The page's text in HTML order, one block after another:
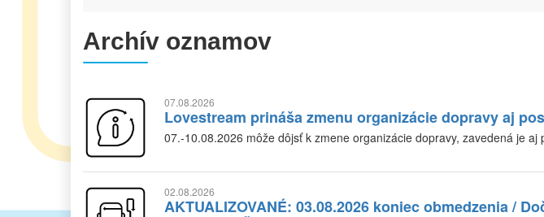
Archív oznamov
07.08.2026
Lovestream prináša zmenu organizácie dopravy aj
07.-10.08.2026 môže dôjsť k zmene organizácie dopravy, zavedená je aj
02.08.2026
AKTUALIZOVANÉ: 03.08.2026 koniec obmedzenia /